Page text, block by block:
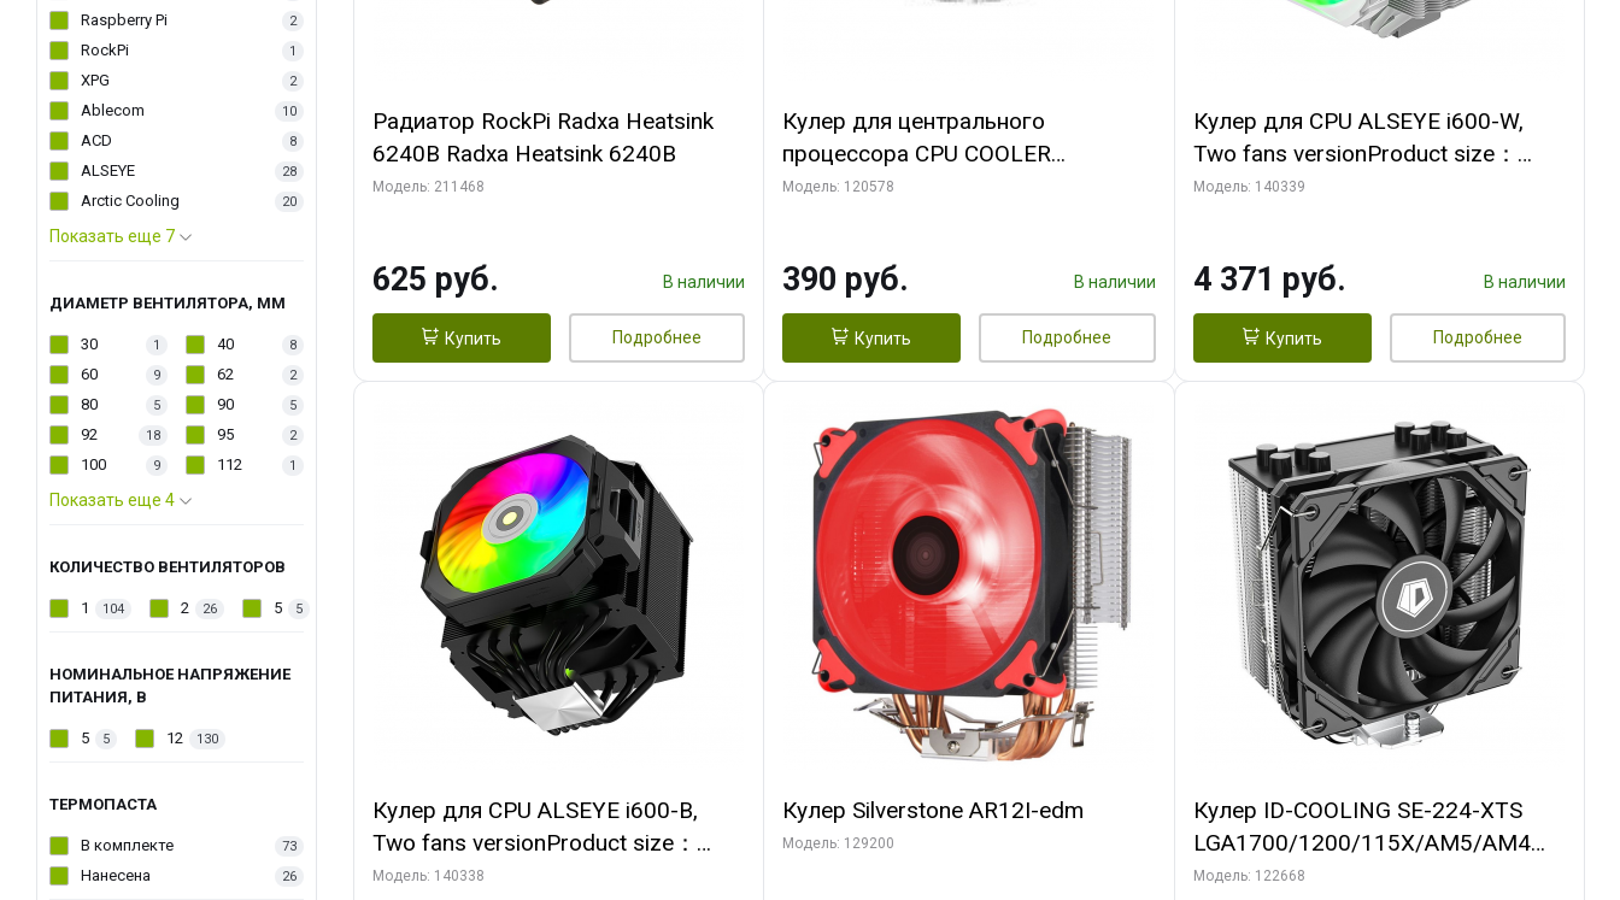
Raspberry Pi 2
RockPi 1
XPG 2
Ablecom 10
ACD 8
ALSEYE 28
Arctic Cooling 20
Показать еще 7
ДИАМЕТР ВЕНТИЛЯТОРА, ММ
30 1 40 8
60 9 62 2
80 5 90 5
92 18 95 2
100 9 112 1
Показать еще 4
КОЛИЧЕСТВО ВЕНТИЛЯТОРОВ
1 104 2 26 5 5
НОМИНАЛЬНОЕ НАПРЯЖЕНИЕ
ПИТАНИЯ, В
5 5 12 130
ТЕРМОПАСТА
В комплекте 73
Нанесена 26
Радиатор RockPi Radxa Heatsink
6240B Radxa Heatsink 6240B
Модель: 211468
625 руб. В наличии
Купить Подробнее
Кулер для центрального
процессора CPU COOLER
109x109x68mm, 0.018-0.12A, 12V,
Модель: 120578
390 руб. В наличии
Купить Подробнее
Кулер для CPU ALSEYE i600-W,
Two fans versionProduct size：
144x121x159mmTDP：
LGA115X,1200,1700,1366,2011AM
D：AM4
Модель: 140339
4 371 руб. В наличии
Купить Подробнее
Кулер для CPU ALSEYE i600-B,
Two fans versionProduct size：
144x121x159mmTDP：
Модель: 140338
Кулер Silverstone AR12I-edm
Модель: 129200
Кулер ID-COOLING SE-224-XTS
LGA1700/1200/115X/AM5/AM4
(10шт/кор, TDP 220W, PWM, 4
Модель: 122668